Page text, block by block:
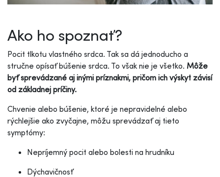
Ako ho spoznať?
Pocit tlkotu vlastného srdca. Tak sa dá jednoducho a
stručne opísať búšenie srdca. To však nie je všetko. Môže
byť sprevádzané aj inými príznakmi, pričom ich výskyt závisí
od základnej príčiny.
Chvenie alebo búšenie, ktoré je nepravidelné alebo
rýchlejšie ako zvyčajne, môžu sprevádzať aj tieto
symptómy:
Nepríjemný pocit alebo bolesti na hrudníku
Dýchavičnosť